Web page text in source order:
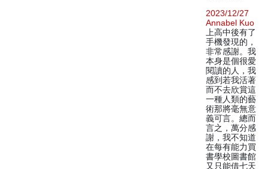
2023/12/27
Annabel Kuo
上高中後有了
手機發現的，
非常感謝。我
本身是個很愛
閱讀的人，我
感到若我活著
而不去欣賞這
一種人類的藝
術那將毫無意
義可言。總而
言之，萬分感
謝，我不知道
在每有能力買
書學校圖書館
又只能借七天